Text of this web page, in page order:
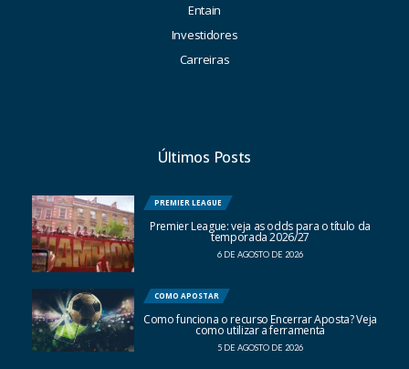
Entain
Investidores
Carreiras
Últimos Posts
PREMIER LEAGUE
Premier League: veja as odds para o título da
temporada 2026/27
6 DE AGOSTO DE 2026
COMO APOSTAR
Como funciona o recurso Encerrar Aposta? Veja
como utilizar a ferramenta
5 DE AGOSTO DE 2026